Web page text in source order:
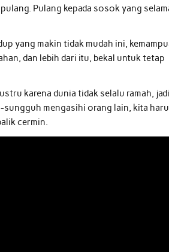
Pulang kepada sosok yang
yang makin tidak mudah ini,
dan lebih dari itu, bekal untuk tetap
karena dunia tidak selalu ramah,
sungguh mengasihi orang lain, kita
cermin.